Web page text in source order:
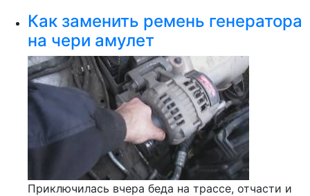
Как заменить ремень генератора
на чери амулет
Приключилась вчера беда на трассе, отчасти и